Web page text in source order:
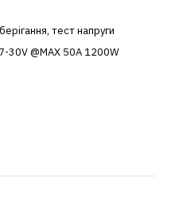
, тест напруги
30V @MAX 50A 1200W